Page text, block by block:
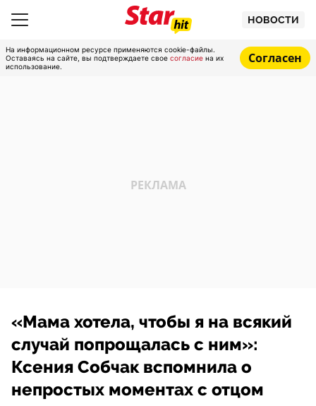
НОВОСТИ
На информационном ресурсе применяются cookie-файлы.
Оставаясь на сайте, вы подтверждаете свое согласие на их
использование.
Согласен
«Мама хотела, чтобы я на всякий
случай попрощалась с ним»:
Ксения Собчак вспомнила о
непростых моментах с отцом